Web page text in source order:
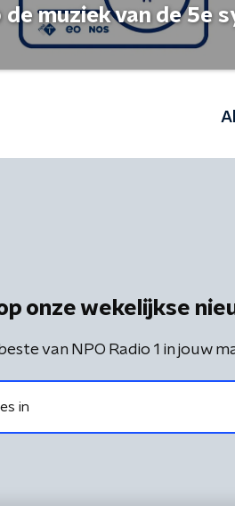
de muziek van de 5e
onze wekelijkse
van NPO Radio 1 in jouw